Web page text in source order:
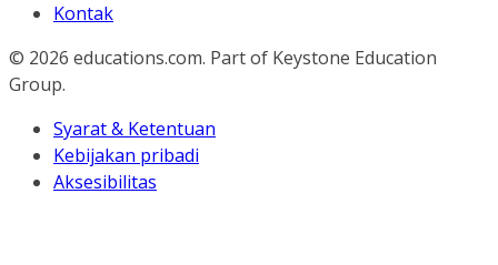
Kontak
© 2026 educations.com. Part of Keystone Education
Group.
Syarat & Ketentuan
Kebijakan pribadi
Aksesibilitas